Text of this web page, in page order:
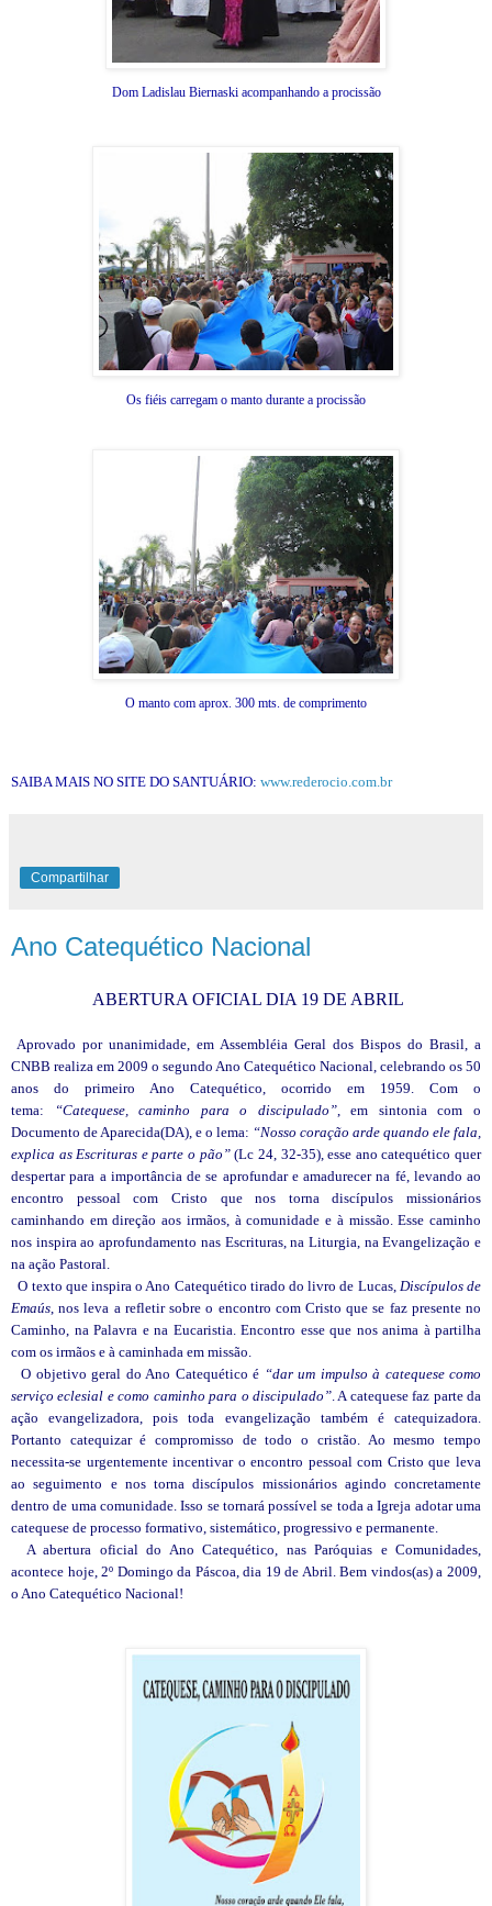
Dom Ladislau Biernaski acompanhando a procissão
Os fiéis carregam o manto durante a procissão
O manto com aprox. 300 mts. de comprimento
SAIBA MAIS NO SITE DO SANTUÁRIO: www.rederocio.com.br
Compartilhar
Ano Catequético Nacional
ABERTURA OFICIAL DIA 19 DE ABRIL
Aprovado por unanimidade, em Assembléia Geral dos Bispos do Brasil, a
CNBB realiza em 2009 o segundo Ano Catequético Nacional, celebrando os 50
anos do primeiro Ano Catequético, ocorrido em 1959. Com o
tema:
“Catequese, caminho para o discipulado”, em sintonia com o
Documento de Aparecida(DA), e o lema: “Nosso coração arde quando ele fala,
explica as Escrituras e parte o pão” (Lc 24, 32-35), esse ano catequético quer
despertar para a importância de se aprofundar e amadurecer na fé, levando ao
encontro pessoal com Cristo que nos torna discípulos missionários
caminhando em direção aos irmãos, à comunidade e à missão. Esse caminho
nos inspira ao aprofundamento nas Escrituras, na Liturgia, na Evangelização e
na ação Pastoral.
O texto que inspira o Ano Catequético tirado do livro de Lucas, Discípulos de
Emaús , nos leva a refletir sobre o encontro com Cristo que se faz presente no
Caminho, na Palavra e na Eucaristia. Encontro esse que nos anima à partilha
com os irmãos e à caminhada em missão.
O objetivo geral do Ano Catequético é “dar um impulso à catequese como
serviço eclesial e como caminho para o discipulado”. A catequese faz parte da
ação evangelizadora, pois toda evangelização também é catequizadora.
Portanto catequizar é compromisso de todo o cristão. Ao mesmo tempo
necessita-se urgentemente incentivar o encontro pessoal com Cristo que leva
ao seguimento e nos torna discípulos missionários agindo concretamente
dentro de uma comunidade. Isso se tornará possível se toda a Igreja adotar uma
catequese de processo formativo, sistemático, progressivo e permanente.
A abertura oficial do Ano Catequético, nas Paróquias e Comunidades,
acontece hoje, 2º Domingo da Páscoa, dia 19 de Abril. Bem vindos(as) a 2009,
o Ano Catequético Nacional!